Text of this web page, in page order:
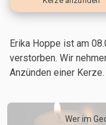
Erika Hoppe ist am
verstorben. Wir
Anzünden einer Kerze.
Wer im